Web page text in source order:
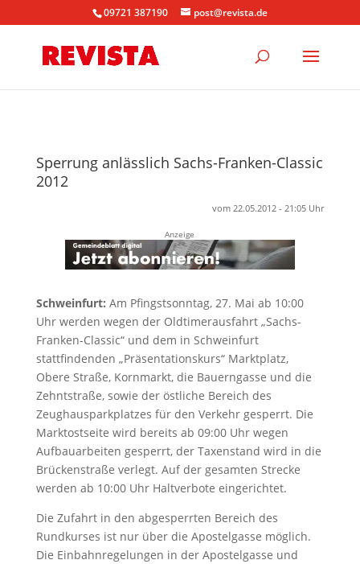
09721 387190 post@revista.de
Sperrung anlässlich Sachs-Franken-Classic
2012
vom 22.05.2012 - 21:05 Uhr
Anzeige
Schweinfurt: Am Pfingstsonntag, 27. Mai ab 10:00
Uhr werden wegen der Oldtimerausfahrt „Sachs-
Franken-Classic“ und dem in Schweinfurt
stattfindenden „Präsentationskurs“ Marktplatz,
Obere Straße, Kornmarkt, die Bauerngasse und die
Zehntstraße, sowie der östliche Bereich des
Zeughausparkplatzes für den Verkehr gesperrt. Die
Marktostseite wird bereits ab 09:00 Uhr wegen
Aufbauarbeiten gesperrt, der Taxenstand wird in die
Brückenstraße verlegt. Auf der gesamten Strecke
werden ab 10:00 Uhr Haltverbote eingerichtet.
Die Zufahrt in den abgesperrten Bereich des
Rundkurses ist nur über die Apostelgasse möglich.
Die Einbahnregelungen in der Apostelgasse und